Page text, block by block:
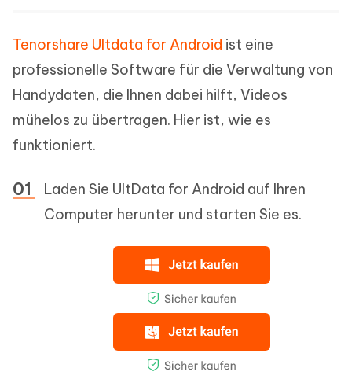
Tenorshare Ultdata for Android ist eine
professionelle Software für die Verwaltung von
Handydaten, die Ihnen dabei hilft, Videos
mühelos zu übertragen. Hier ist, wie es
funktioniert.
Laden Sie UltData for Android auf Ihren
Computer herunter und starten Sie es.